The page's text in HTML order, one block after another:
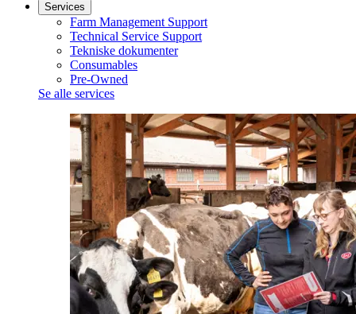
Services
Farm Management Support
Technical Service Support
Tekniske dokumenter
Consumables
Pre-Owned
Se alle services